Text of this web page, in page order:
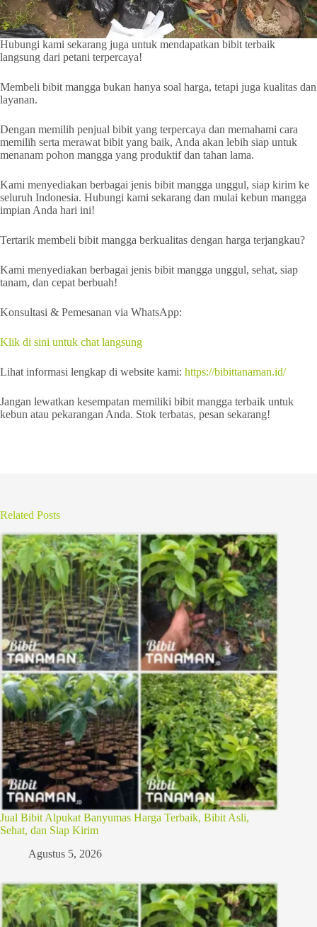
Hubungi kami sekarang juga untuk mendapatkan bibit terbaik
langsung dari petani terpercaya!
Membeli bibit mangga bukan hanya soal harga, tetapi juga kualitas dan
layanan.
Dengan memilih penjual bibit yang terpercaya dan memahami cara
memilih serta merawat bibit yang baik, Anda akan lebih siap untuk
menanam pohon mangga yang produktif dan tahan lama.
Kami menyediakan berbagai jenis bibit mangga unggul, siap kirim ke
seluruh Indonesia. Hubungi kami sekarang dan mulai kebun mangga
impian Anda hari ini!
Tertarik membeli bibit mangga berkualitas dengan harga terjangkau?
Kami menyediakan berbagai jenis bibit mangga unggul, sehat, siap
tanam, dan cepat berbuah!
Konsultasi & Pemesanan via WhatsApp:
Klik di sini untuk chat langsung
Lihat informasi lengkap di website kami: https://bibittanaman.id/
Jangan lewatkan kesempatan memiliki bibit mangga terbaik untuk
kebun atau pekarangan Anda. Stok terbatas, pesan sekarang!
Related Posts
Jual Bibit Alpukat Banyumas Harga Terbaik, Bibit Asli,
Sehat, dan Siap Kirim
Agustus 5, 2026